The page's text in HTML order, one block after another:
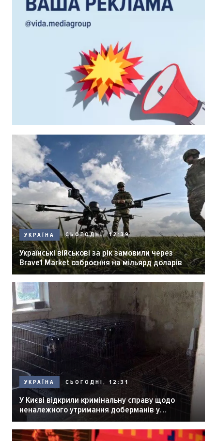
УКРАЇНА СЬОГОДНІ, 12:39
Українські військові за рік замовили через
Brave1 Market озброєння на мільярд доларів
УКРАЇНА СЬОГОДНІ, 12:31
У Києві відкрили кримінальну справу щодо
неналежного утримання доберманів у
розпліднику